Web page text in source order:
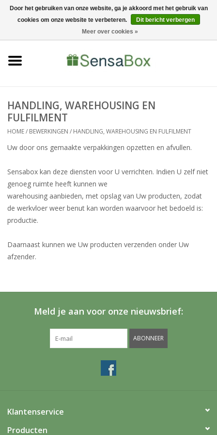
06-22022900 0 Artikelen - €0,00
Bewerkingen
Nieuws
HANDLING, WAREHOUSING EN
FULFILMENT
HOME/ BEWERKINGEN / HANDLING, WAREHOUSING EN FULFILMENT
Uw door ons gemaakte verpakkingen opzetten en afvullen.
Sensabox kan deze diensten voor U verrichten. Indien U zelf niet
genoeg ruimte heeft kunnen we
warehousing aanbieden, met opslag van Uw producten, zodat
de werkvloer weer benut kan worden waarvoor het bedoeld is:
productie.
Daarnaast kunnen we Uw producten verzenden onder Uw
afzender.
Meld je aan voor onze nieuwsbrief:
ABONNEER
Klantenservice
Producten
Door het gebruiken van onze website, ga je akkoord met het gebruik van
cookies om onze website te verbeteren.
Dit bericht verbergen
Meer over cookies »